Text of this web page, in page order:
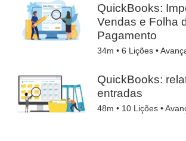
QuickBooks:
Vendas e Folha
Pagamento
34m •6 Lições •
QuickBooks:
entradas
48m • 10 Lições •